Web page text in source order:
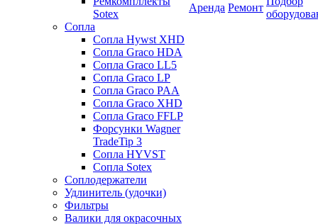
Sotex
Сопла
Сопла Hywst XHD
Сопла Graco HDA
Сопла Graco LL5
Сопла Graco LP
Сопла Graco PAA
Сопла Graco XHD
Сопла Graco FFLP
Форсунки Wagner
TradeTip 3
Сопла HYVST
Сопла Sotex
Соплодержатели
Удлинитель (удочки)
Фильтры
Валики для окрасочных
Аренда Ремонт